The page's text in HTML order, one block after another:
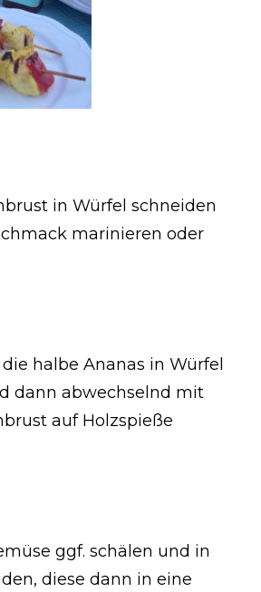
in Würfel schneiden
marinieren oder
halbe Ananas in Würfel
dann abwechselnd mit
auf Holzspieße
ggf. schälen und in
diese dann in eine